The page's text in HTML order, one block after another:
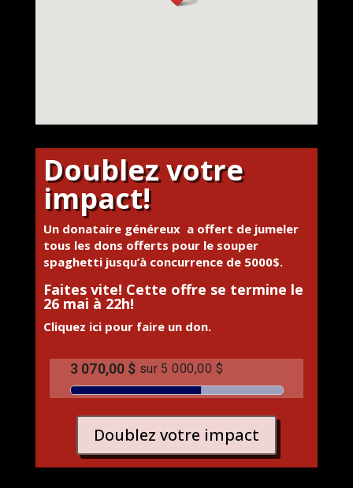
Doublez votre
impact!
Un donataire généreux a offert de jumeler
tous les dons offerts pour le souper
spaghetti jusqu’à concurrence de 5000$.
Faites vite! Cette offre se termine le
26 mai à 22h!
Cliquez ici pour faire un don.
Doublez votre impact